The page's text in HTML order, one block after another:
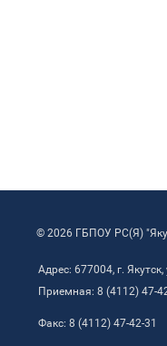
© 2026 ГБПОУ РС(Я)
Адрес: 677004, г.
Приемная: 8 (4112) 47-
Факс: 8 (4112) 47-42-31